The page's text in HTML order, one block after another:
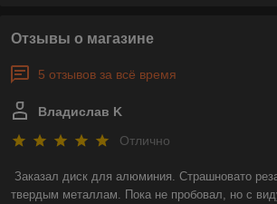
Отзывы о магазине
5 отзывов за всё время
Владислав K
Отлично
Заказал диск для алюминия. Страшновато
твердым металлам. Пока не пробовал, но с